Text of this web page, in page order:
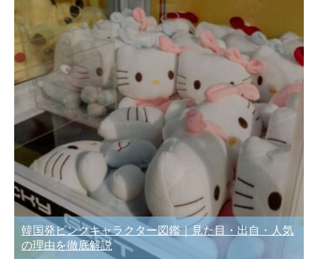
韓国発ピンクキャラクター図鑑｜見た目・出自・人気
の理由を徹底解説